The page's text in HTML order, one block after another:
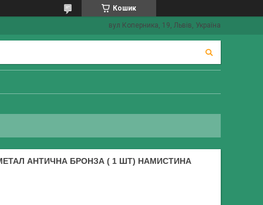
Кошик
вул Коперника, 19, Львів, Україна
АНТИЧНА БРОНЗА ( 1 ШТ) НАМИСТИНА